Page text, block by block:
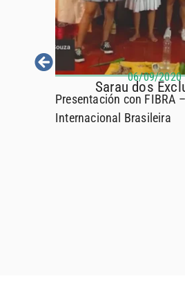
06/09/2020
Sarau dos
Presentación con FIBRA
Internacional Brasileira